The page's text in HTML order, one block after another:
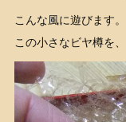
こんな風に遊びます。
この小さなビヤ樽を、